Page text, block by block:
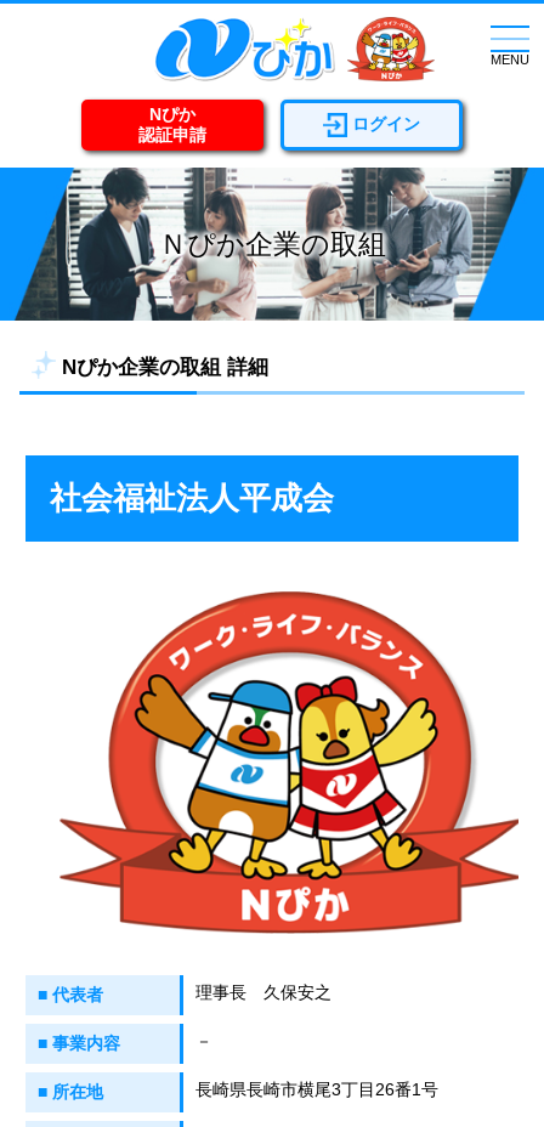
Nぴか
認証申請
ログイン
MENU
Ｎぴか企業の取組
Nぴか企業の取組 詳細
社会福祉法人平成会
■ 代表者 理事長 久保安之
■ 事業内容 －
■ 所在地 長崎県長崎市横尾3丁目26番1号